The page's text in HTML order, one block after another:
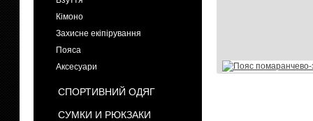
Кімоно
Захисне екіпірування
Пояса
Аксесуари
СПОРТИВНИЙ ОДЯГ
СУМКИ И РЮКЗАКИ